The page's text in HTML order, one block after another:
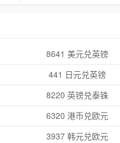
8641 美元兑英镑
441 日元兑英镑
8220 英镑兑泰铢
6320 港币兑欧元
3937 韩元兑欧元